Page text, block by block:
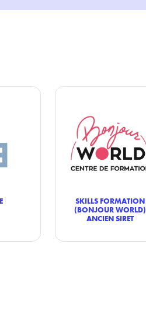
SKILLS FORMATION
(BONJOUR WORLD)
ANCIEN SIRET